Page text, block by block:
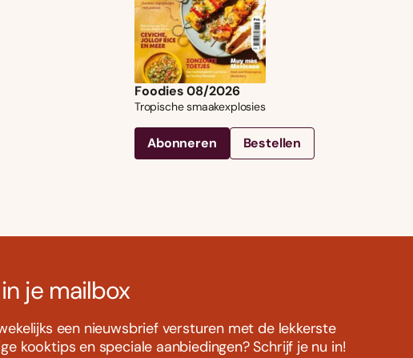
Foodies 08/2026
Tropische smaakexplosies
Abonneren Bestellen
je mailbox
een nieuwsbrief versturen met de lekkerste
kooktips en speciale aanbiedingen? Schrijf je nu in!